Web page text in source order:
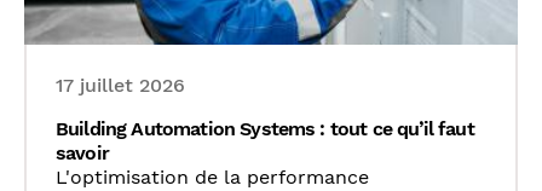
17 juillet 2026
Building Automation Systems : tout ce qu’il faut
savoir
L'optimisation de la performance